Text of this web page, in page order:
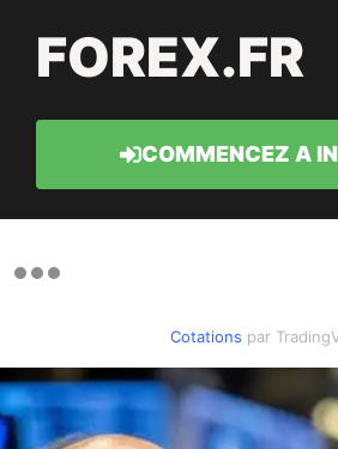
FOREX.FR
COMMENCEZ A
Cotations par